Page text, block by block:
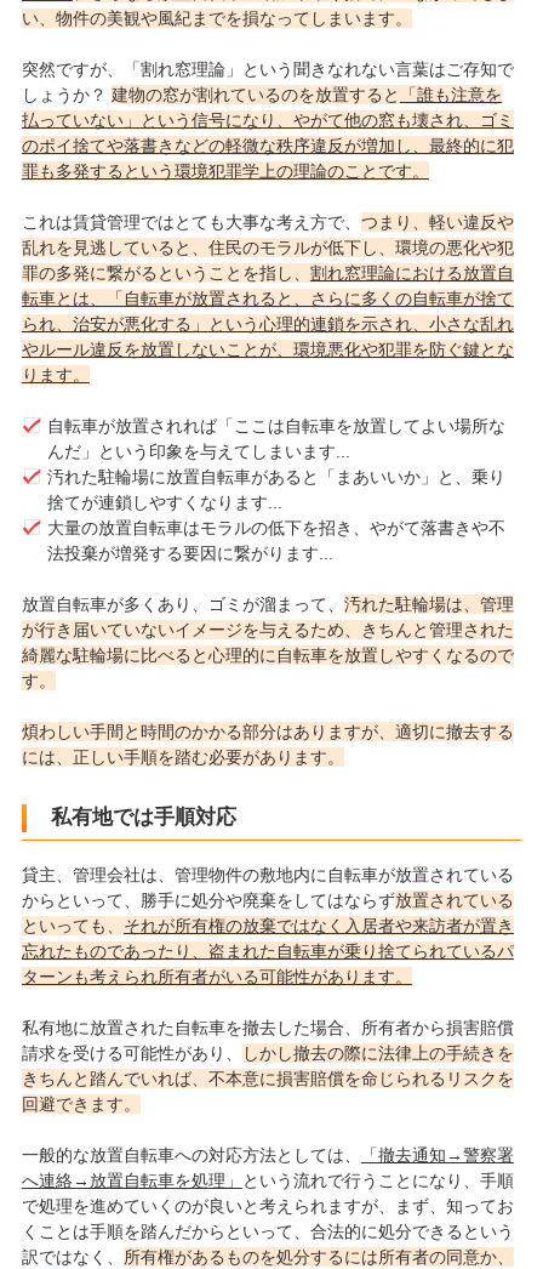
い、物件の美観や風紀までを損なってしまいます。
突然ですが、「割れ窓理論」という聞きなれない言葉はご存知で
しょうか？ 建物の窓が割れているのを放置すると
「誰も注意を
払っていない」という信号になり、やがて他の窓も壊され、ゴミ
のポイ捨てや落書きなどの軽微な秩序違反が増加し、最終的に犯
罪も多発するという環境犯罪学上の理論のことです。
これは賃貸管理ではとても大事な考え方で、 つまり、軽い違反や
乱れを見逃していると、住民のモラルが低下し、環境の悪化や犯
罪の多発に繋がるということを指し、 割れ窓理論における放置自
転車とは、「自転車が放置されると、さらに多くの自転車が捨て
られ、治安が悪化する」という心理的連鎖を示され、小さな乱れ
やルール違反を放置しないことが、環境悪化や犯罪を防ぐ鍵とな
ります。
自転車が放置されれば「ここは自転車を放置してよい場所な
んだ」という印象を与えてしまいます...
汚れた駐輪場に放置自転車があると「まあいいか」と、乗り
捨てが連鎖しやすくなります...
大量の放置自転車はモラルの低下を招き、やがて落書きや不
法投棄が増発する要因に繋がります...
放置自転車が多くあり、ゴミが溜まって、 汚れた駐輪場は、管理
が行き届いていないイメージを与えるため、きちんと管理された
綺麗な駐輪場に比べると心理的に自転車を放置しやすくなるので
す。
煩わしい手間と時間のかかる部分はありますが、適切に撤去する
には、正しい手順を踏む必要があります。
私有地では手順対応
貸主、管理会社は、管理物件の敷地内に自転車が放置されている
からといって、勝手に処分や廃棄をしてはならず放置されている
といっても、 それが所有権の放棄ではなく入居者や来訪者が置き
忘れたものであったり、盗まれた自転車が乗り捨てられているパ
ターンも考えられ所有者がいる可能性があります。
私有地に放置された自転車を撤去した場合、所有者から損害賠償
請求を受ける可能性があり、
しかし撤去の際に法律上の手続きを
きちんと踏んでいれば、不本意に損害賠償を命じられるリスクを
回避できます。
一般的な放置自転車への対応方法としては、
「撤去通知→警察署
へ連絡→放置自転車を処理」
という流れで行うことになり、手順
で処理を進めていくのが良いと考えられますが、まず、知ってお
くことは手順を踏んだからといって、合法的に処分できるという
訳ではなく、 所有権があるものを処分するには所有者の同意か、